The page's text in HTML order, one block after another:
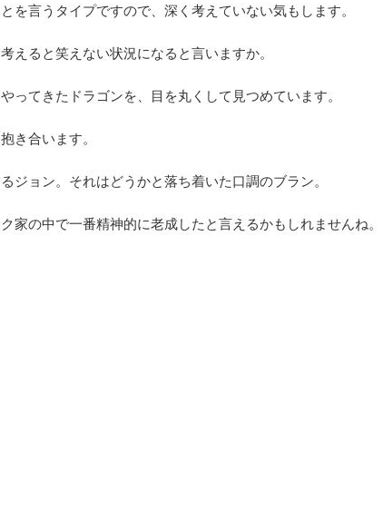
を言うタイプですので、深く考えていない気もします。
えると笑えない状況になると言いますか。
ってきたドラゴンを、目を丸くして見つめています。
き合います。
ジョン。それはどうかと落ち着いた口調のブラン。
家の中で一番精神的に老成したと言えるかもしれませんね。